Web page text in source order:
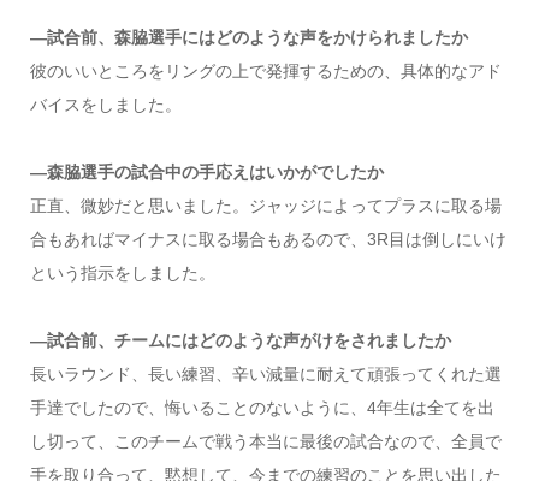
―試合前、森脇選手にはどのような声をかけられましたか
彼のいいところをリングの上で発揮するための、具体的なアド
バイスをしました。
―森脇選手の試合中の手応えはいかがでしたか
正直、微妙だと思いました。ジャッジによってプラスに取る場
合もあればマイナスに取る場合もあるので、3R目は倒しにいけ
という指示をしました。
―試合前、チームにはどのような声がけをされましたか
長いラウンド、長い練習、辛い減量に耐えて頑張ってくれた選
手達でしたので、悔いることのないように、4年生は全てを出
し切って、このチームで戦う本当に最後の試合なので、全員で
手を取り合って、黙想して、今までの練習のことを思い出した